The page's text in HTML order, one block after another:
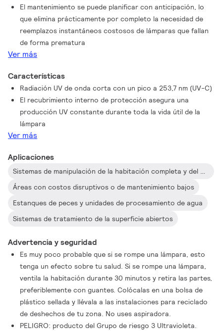
El mantenimiento se puede planificar con anticipación, lo
que elimina prácticamente por completo la necesidad de
reemplazos instantáneos costosos de lámparas que fallan
de forma prematura
Ver más
Características
Radiación UV de onda corta con un pico a 253,7 nm (UV-C)
El recubrimiento interno de protección asegura una
producción UV constante durante toda la vida útil de la
lámpara
Ver más
Aplicaciones
Sistemas de manipulación de la habitación completa y del aire superior
Áreas con costos disruptivos o de mantenimiento bajos
Estanques de peces y unidades de procesamiento de agua
Sistemas de tratamiento de la superficie abiertos
Advertencia y seguridad
Es muy poco probable que si se rompe una lámpara, esto
tenga un efecto sobre tu salud. Si se rompe una lámpara,
ventila la habitación durante 30 minutos y retira las partes,
preferiblemente con guantes. Colócalas en una bolsa de
plástico sellada y llévala a las instalaciones para reciclado
de deshechos de tu zona. No uses aspiradora.
PELIGRO: producto del Grupo de riesgo 3 Ultravioleta.